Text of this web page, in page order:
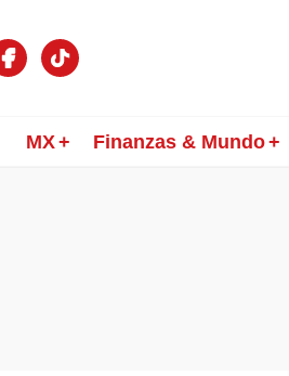
MX Finanzas & Mundo